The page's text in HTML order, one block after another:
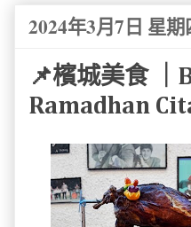
2024年3月7日 星期
📌檳城美食
Ramadhan